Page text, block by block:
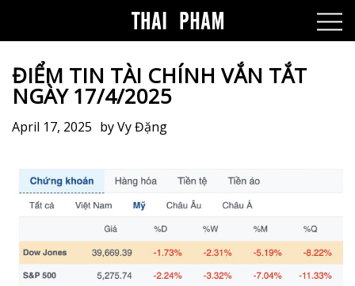
ĐIỂM TIN TÀI CHÍNH VẮN TẮT
NGÀY 17/4/2025
April 17, 2025 byVy Đặng